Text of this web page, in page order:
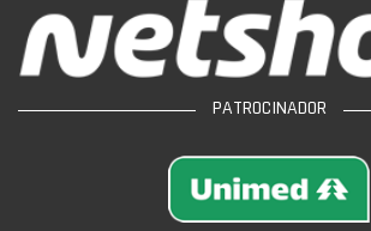
PATROCINADOR